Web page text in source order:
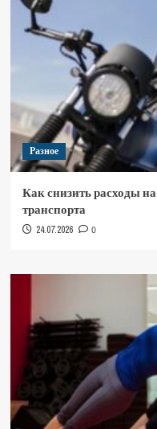
Разное
Как снизить расходы
транспорта
24.07.2026 0